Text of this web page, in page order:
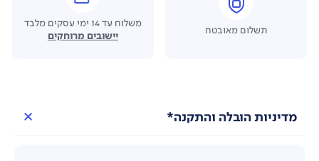
תשלום מאובטח
משלוח עד 14 ימי עסקים מלבד
יישובים מרוחקים
מדיניות הובלה והתקנה*